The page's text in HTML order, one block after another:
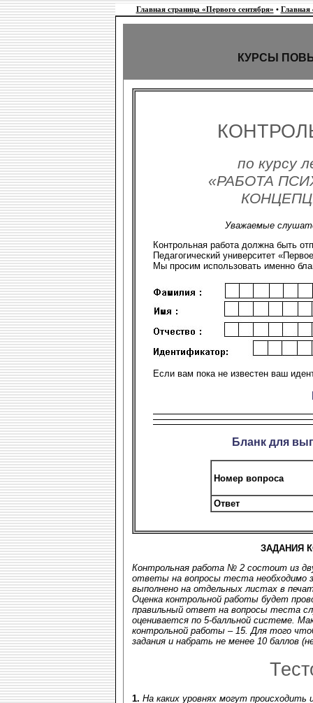
Главная страница «Первого сентября» • Главная
КУРСЫ
по курсу
«РАБОТА
Уважаемые
Контрольная работа должна быть
Педагогический университет
Мы просим использовать именно
Если вам пока не известен ваш
Бланк для
Номер вопроса
Ответ
ЗАДАНИЯ
Контрольная работа № 2 состоит из
ответы на вопросы теста необходимо
выполнено на отдельных листах в
Оценка контрольной работы будет
правильный ответ на вопросы теста
оценивается по 5-балльной системе.
контрольной работы – 15. Для того
задания и набрать не менее 10 баллов
1. На каких уровнях могут происходить